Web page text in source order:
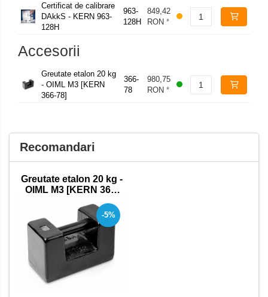
Certificat de calibrare
DAkkS - KERN 963-
128H
963-
128H
849,42
RON *
Accesorii
Greutate etalon 20 kg
- OIML M3 [KERN
366-78]
366-
78
980,75
RON*
Recomandari
Greutate etalon 20 kg -
OIML M3 [KERN 366-
-5%